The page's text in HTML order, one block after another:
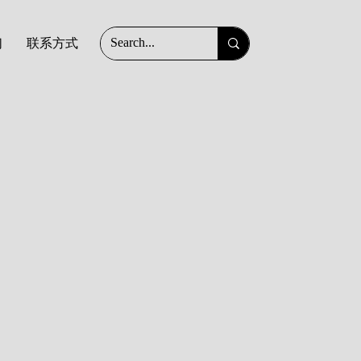
联系方式